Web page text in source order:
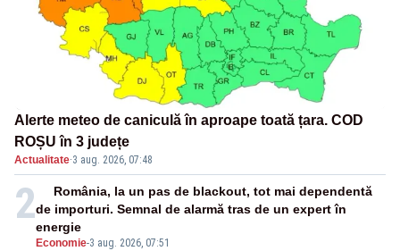
Alerte meteo de caniculă în aproape toată țara. COD
ROȘU în 3 județe
Actualitate·3 aug. 2026, 07:48
2
Economie-3 aug. 2026, 07:51
România, la un pas de blackout, tot mai dependentă
de importuri. Semnal de alarmă tras de un expert în
energie